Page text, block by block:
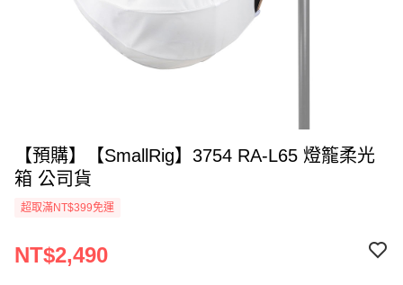
【預購】【SmallRig】3754 RA-L65 燈籠柔光
箱 公司貨
超取滿NT$399免運
NT$2,490